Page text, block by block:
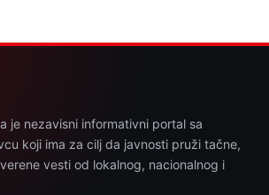
je nezavisni informativni portal sa
koji ima za cilj da javnosti pruži tačne,
vesti od lokalnog, nacionalnog i